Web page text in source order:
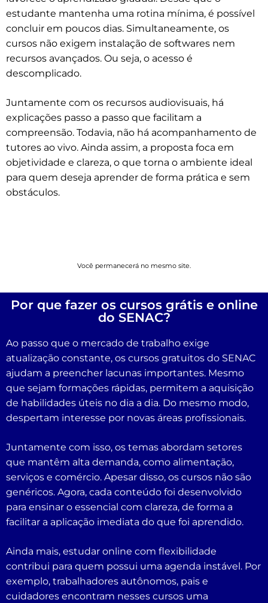
estudante mantenha uma rotina mínima, é possível
concluir em poucos dias. Simultaneamente, os
cursos não exigem instalação de softwares nem
recursos avançados. Ou seja, o acesso é
descomplicado.
Juntamente com os recursos audiovisuais, há
explicações passo a passo que facilitam a
compreensão. Todavia, não há acompanhamento de
tutores ao vivo. Ainda assim, a proposta foca em
objetividade e clareza, o que torna o ambiente ideal
para quem deseja aprender de forma prática e sem
obstáculos.
Você permanecerá no mesmo site.
Por que fazer os cursos grátis e online
do SENAC?
Ao passo que o mercado de trabalho exige
atualização constante, os cursos gratuitos do SENAC
ajudam a preencher lacunas importantes. Mesmo
que sejam formações rápidas, permitem a aquisição
de habilidades úteis no dia a dia. Do mesmo modo,
despertam interesse por novas áreas profissionais.
Juntamente com isso, os temas abordam setores
que mantêm alta demanda, como alimentação,
serviços e comércio. Apesar disso, os cursos não são
genéricos. Agora, cada conteúdo foi desenvolvido
para ensinar o essencial com clareza, de forma a
facilitar a aplicação imediata do que foi aprendido.
Ainda mais, estudar online com flexibilidade
contribui para quem possui uma agenda instável. Por
exemplo, trabalhadores autônomos, pais e
cuidadores encontram nesses cursos uma